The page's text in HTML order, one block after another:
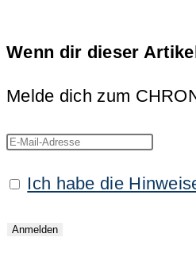
Wenn dir dieser
Melde dich zum
Ich habe die